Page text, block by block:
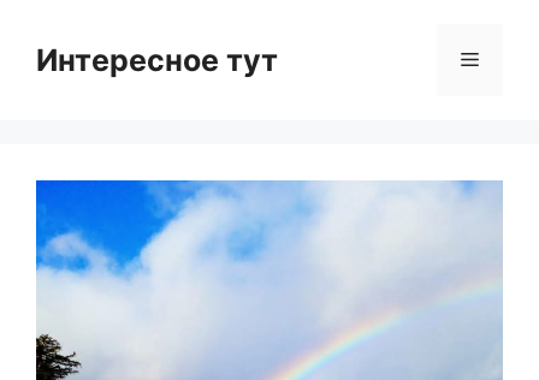
contentИнтересное тут Menu